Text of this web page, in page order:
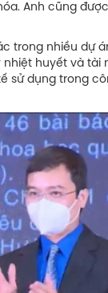
Anh cũng
trong nhiều dự
huyết và tài
sử dụng trong